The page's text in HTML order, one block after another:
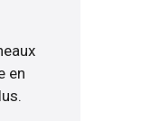
en